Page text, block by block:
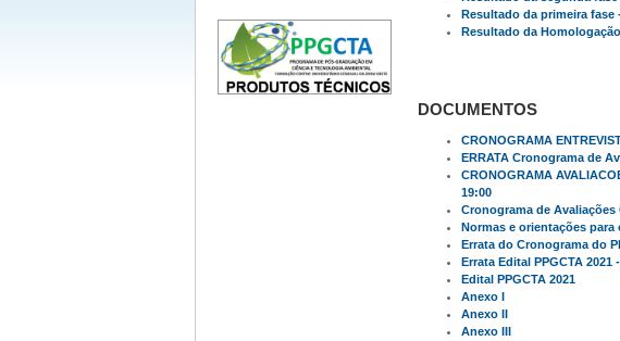
Resultado da primeira fase
Resultado da
DOCUMENTOS
CRONOGRAMA
ERRATA Cronograma de
CRONOGRAMA
19:00
Cronograma de
Normas e orientações para
Errata do Cronograma do
Errata Edital PPGCTA
Edital PPGCTA 2021
Anexo I
Anexo II
Anexo III